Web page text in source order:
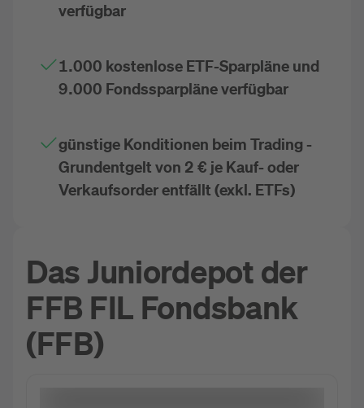
verfügbar
1.000 kostenlose ETF-Sparpläne und
9.000 Fondssparpläne verfügbar
günstige Konditionen beim Trading -
Grundentgelt von 2 € je Kauf- oder
Verkaufsorder entfällt (exkl. ETFs)
Das Juniordepot der
FFB FIL Fondsbank
(FFB)